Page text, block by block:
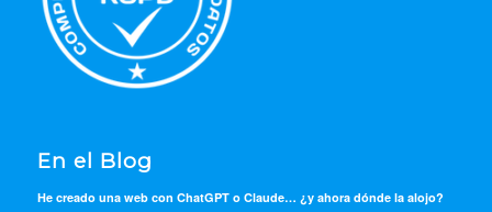
En el Blog
He creado una web con ChatGPT o Claude… ¿y ahora dónde la alojo?